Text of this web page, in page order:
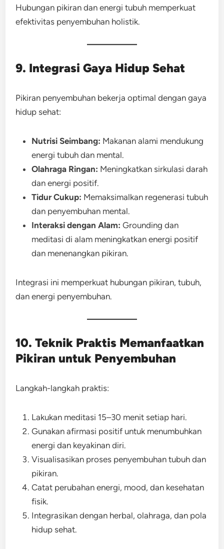
Hubungan pikiran dan energi tubuh memperkuat
efektivitas penyembuhan holistik.
9. Integrasi Gaya Hidup Sehat
Pikiran penyembuhan bekerja optimal dengan gaya
hidup sehat:
Nutrisi Seimbang: Makanan alami mendukung
energi tubuh dan mental.
Olahraga Ringan: Meningkatkan sirkulasi darah
dan energi positif.
Tidur Cukup: Memaksimalkan regenerasi tubuh
dan penyembuhan mental.
Interaksi dengan Alam: Grounding dan
meditasi di alam meningkatkan energi positif
dan menenangkan pikiran.
Integrasi ini memperkuat hubungan pikiran, tubuh,
dan energi penyembuhan.
10. Teknik Praktis Memanfaatkan
Pikiran untuk Penyembuhan
Langkah-langkah praktis:
Lakukan meditasi 15–30 menit setiap hari.
Gunakan afirmasi positif untuk menumbuhkan
energi dan keyakinan diri.
Visualisasikan proses penyembuhan tubuh dan
pikiran.
Catat perubahan energi, mood, dan kesehatan
fisik.
Integrasikan dengan herbal, olahraga, dan pola
hidup sehat.